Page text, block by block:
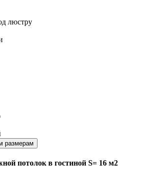
люстру
размерам
потолок в гостиной S= 16 м2